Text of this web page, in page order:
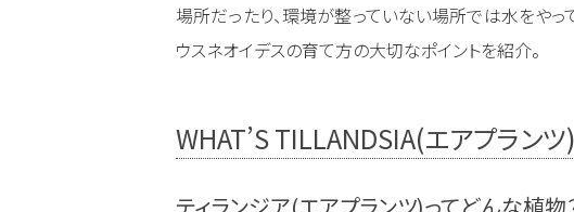
場所だったり、環境が整っていない場所では水をや
ウスネオイデスの育て方の大切なポイントを紹介。
WHAT’S TILLANDSIA(エアプランツ)